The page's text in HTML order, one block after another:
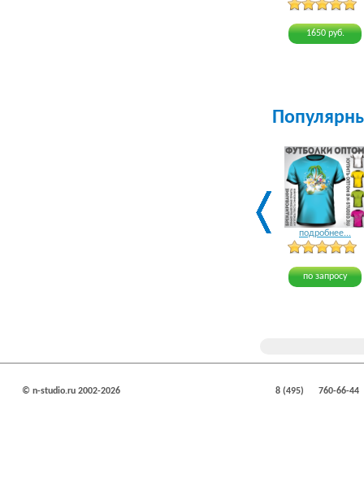
1650 руб.
подробнее...
по запросу
© n-studio.ru 2002-2026 8 (495) 760-66-44